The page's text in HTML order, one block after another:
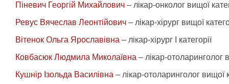
Піневич Георгій Михайлович – лікар-онколог вищої
Ревус Вячеслав Леонтійович – лікар-хірург вищої
Вітенок Ольга Ярославівна – лікар-хірург І категорії
Ковбасюк Людмила Миколаївна – лікар-отоларинголог
Кушнір Ізольда Василівна – лікар-отоларинголог вищої